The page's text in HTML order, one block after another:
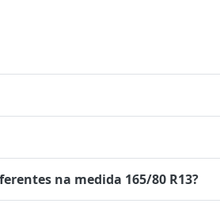
na medida 165/80 R13?